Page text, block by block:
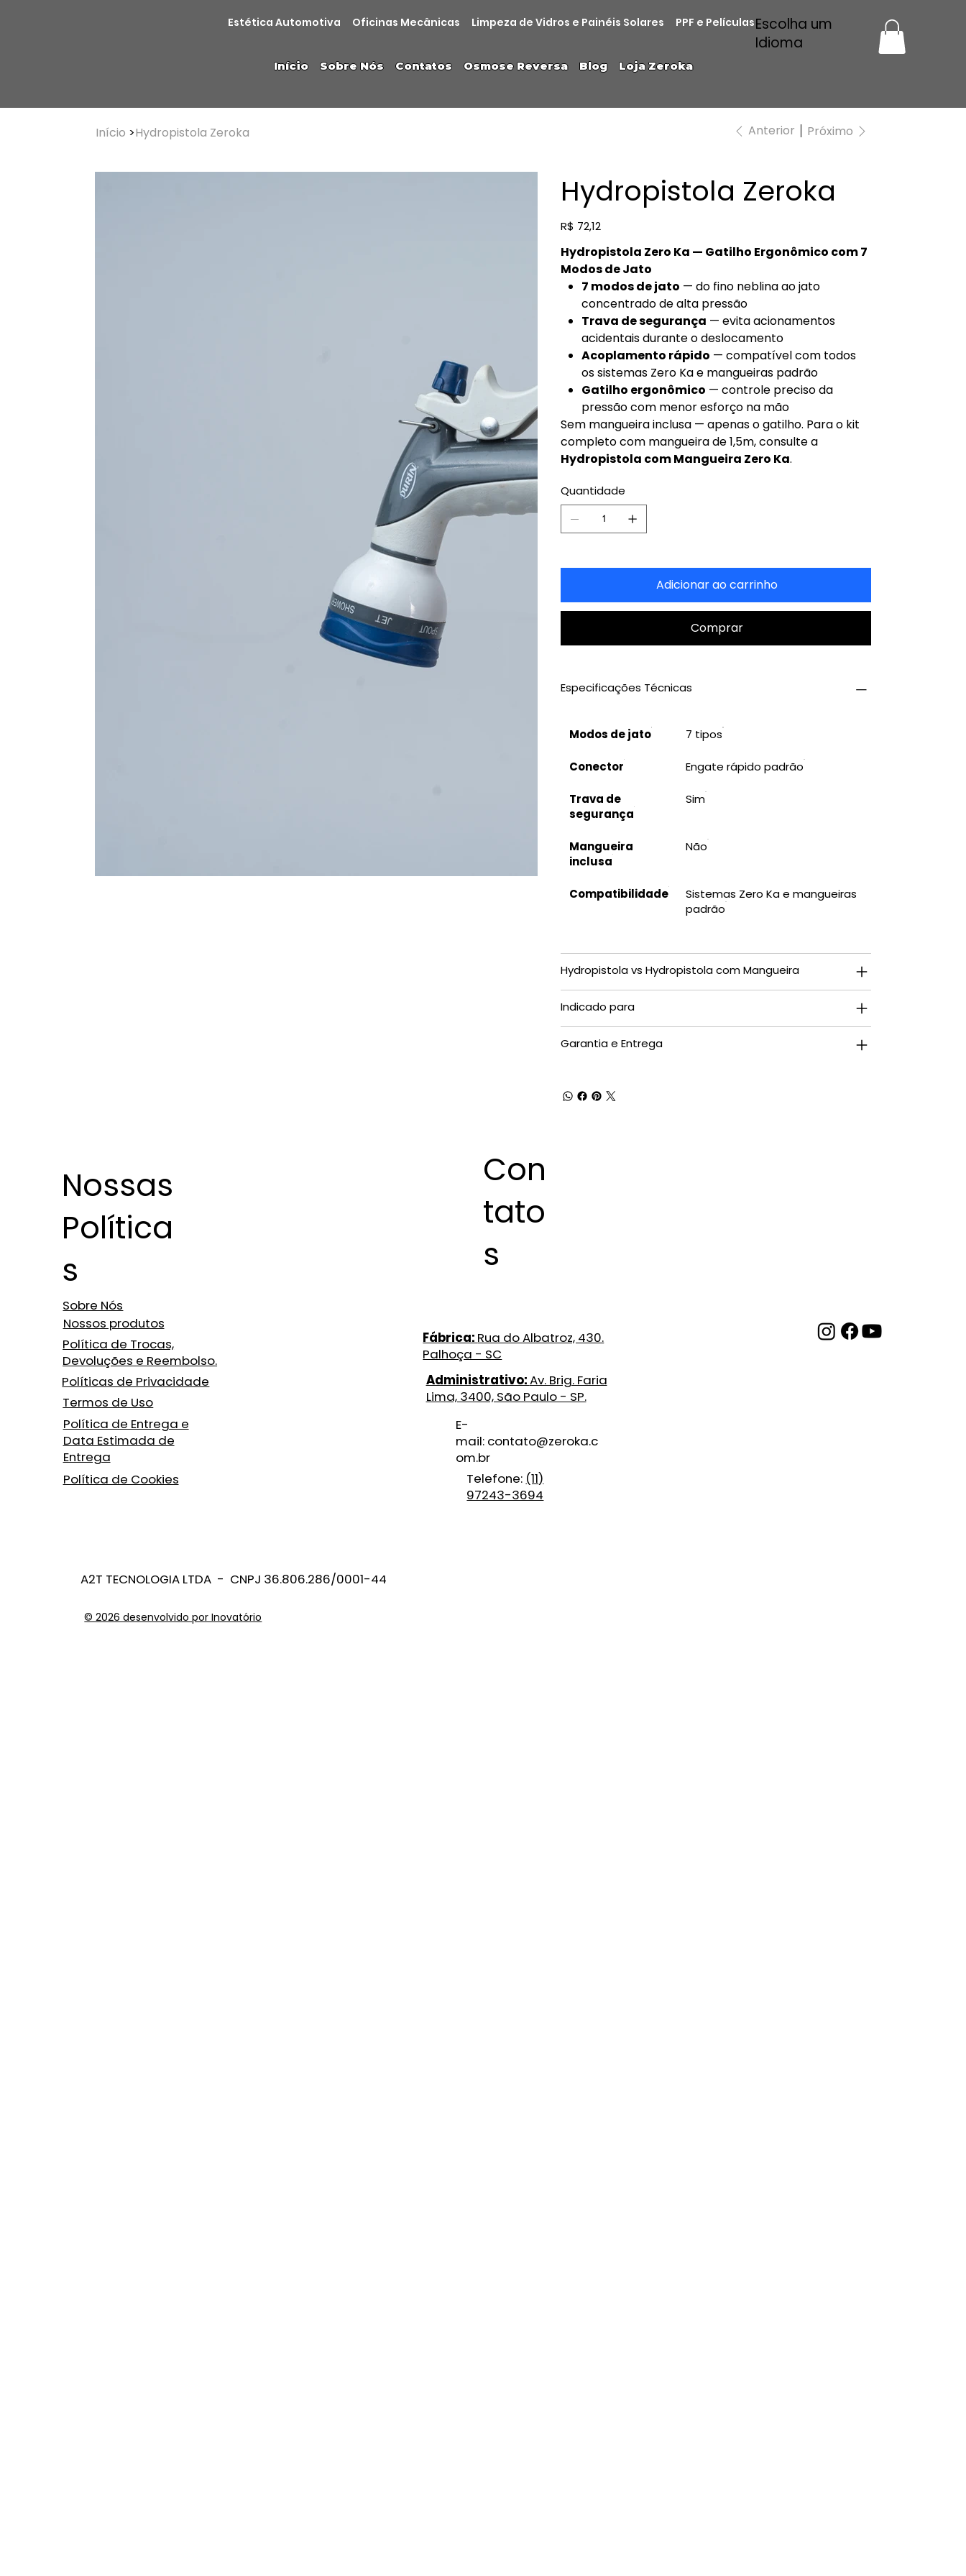
Estética Automotiva Oficinas Mecânicas Limpeza de Vidros e Painéis Solares PPF e PelículasEscolha um
Idioma
Início Sobre Nós Contatos Osmose Reversa Blog Loja Zeroka
Início >Hydropistola Zeroka Anterior Próximo
Hydropistola Zeroka
Preço
R$ 72,12
Hydropistola Zero Ka — Gatilho Ergonômico com 7
Modos de Jato
7 modos de jato — do fino neblina ao jato
concentrado de alta pressão
Trava de segurança — evita acionamentos
acidentais durante o deslocamento
Acoplamento rápido — compatível com todos
os sistemas Zero Ka e mangueiras padrão
Gatilho ergonômico — controle preciso da
pressão com menor esforço na mão
Sem mangueira inclusa — apenas o gatilho. Para o kit
completo com mangueira de 1,5m, consulte a
Hydropistola com Mangueira Zero Ka.
Quantidade
Adicionar ao carrinho
Comprar
Especificações Técnicas
Modos de jato 7 tipos
Conector Engate rápido padrão
Trava de
segurança
Sim
Mangueira
inclusa
Não
Compatibilidade
Sistemas Zero Ka e mangueiras
padrão
Hydropistola vs Hydropistola com Mangueira
Indicado para
Garantia e Entrega
A2T TECNOLOGIA LTDA - CNPJ 36.806.286/0001-44
© 2026 desenvolvido por Inovatório
Nossas
Política
s
Nossos produtos
Sobre Nós
Política de Trocas,
Devoluções e Reembolso.
Políticas de Privacidade
Política de Entrega e
Data Estimada de
Entrega
Política de Cookies
Termos de Uso
Con
tato
s
Fábrica: Rua do Albatroz, 430.
Palhoça - SC
Administrativo:Av. Brig. Faria
Lima, 3400, São Paulo - SP.
E-
mail: contato@zeroka.c
om.br
Telefone: (11)
97243-3694